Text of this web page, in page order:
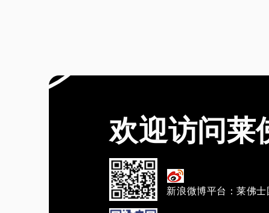
欢迎访问莱
新浪微博平台：莱佛士